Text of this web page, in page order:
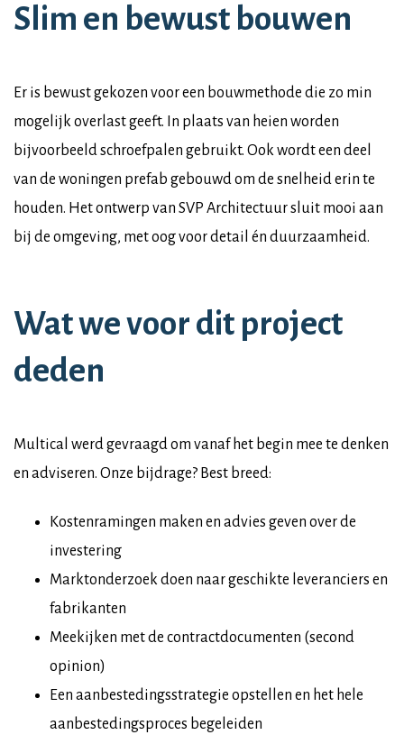
Slim en bewust bouwen
Er is bewust gekozen voor een bouwmethode die zo min
mogelijk overlast geeft. In plaats van heien worden
bijvoorbeeld schroefpalen gebruikt. Ook wordt een deel
van de woningen prefab gebouwd om de snelheid erin te
houden. Het ontwerp van SVP Architectuur sluit mooi aan
bij de omgeving, met oog voor detail én duurzaamheid.
Wat we voor dit project
deden
Multical werd gevraagd om vanaf het begin mee te denken
en adviseren. Onze bijdrage? Best breed:
Kostenramingen maken en advies geven over de
investering
Marktonderzoek doen naar geschikte leveranciers en
fabrikanten
Meekijken met de contractdocumenten (second
opinion)
Een aanbestedingsstrategie opstellen en het hele
aanbestedingsproces begeleiden